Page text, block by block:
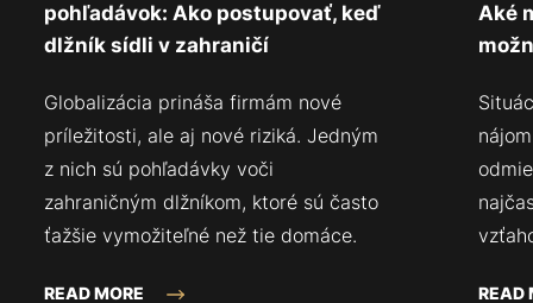
pohľadávok: Ako postupovať, keď
dlžník sídli v zahraničí
Globalizácia prináša firmám nové
príležitosti, ale aj nové riziká. Jedným
z nich sú pohľadávky voči
zahraničným dlžníkom, ktoré sú často
ťažšie vymožiteľné než tie domáce.
READ MORE
Aké
READ